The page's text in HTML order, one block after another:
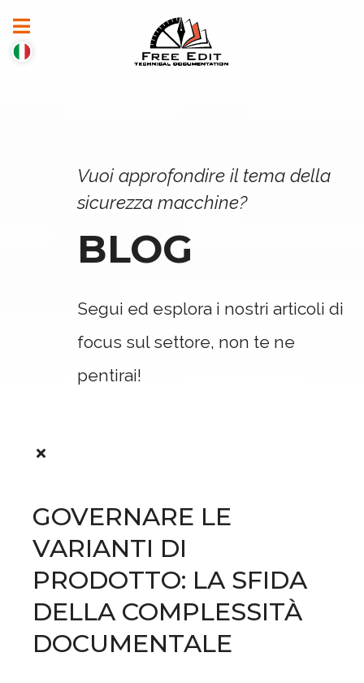
Vuoi approfondire il tema della
sicurezza macchine?
BLOG
Segui ed esplora i nostri articoli di
focus sul settore, non te ne
pentirai!
GOVERNARE LE
VARIANTI DI
PRODOTTO: LA SFIDA
DELLA COMPLESSITÀ
DOCUMENTALE